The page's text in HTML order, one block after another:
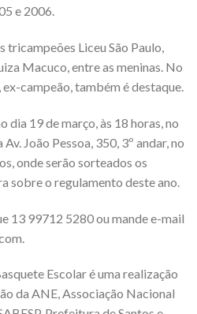
e 2006.
tricampeões Liceu São Paulo,
Macuco, entre as meninas. No
campeão, também é destaque.
dia 19 de março, às 18 horas, no
João Pessoa, 350, 3º andar, no
onde serão sorteados os
sobre o regulamento deste ano.
13 99712 5280 ou mande e-mail
Escolar é uma realização
da ANE, Associação Nacional